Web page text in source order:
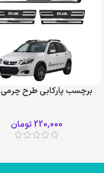
برچسب پارکابی طرح چرمی Quik
220,000تومان